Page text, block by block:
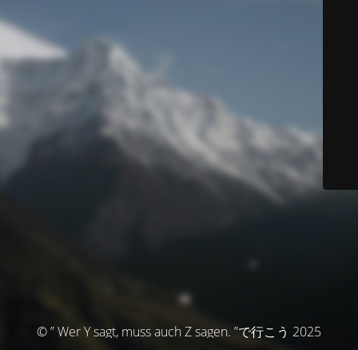
© ” Wer Y sagt, muss auch Z sagen. ”で行こう 2025